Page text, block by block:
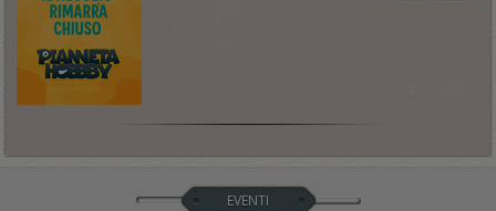
EVENTI